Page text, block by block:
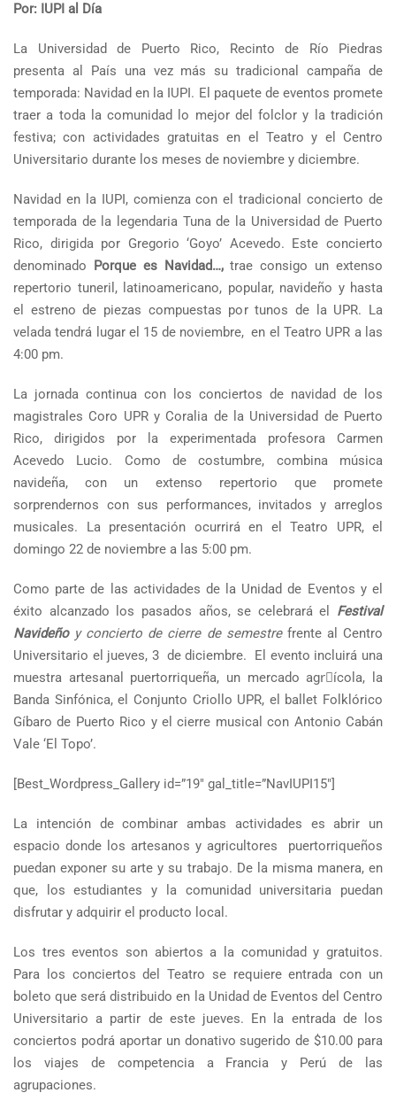
Por: IUPI al Día
La Universidad de Puerto Rico, Recinto de Río Piedras
presenta al País una vez más su tradicional campaña de
temporada: Navidad en la IUPI. El paquete de eventos promete
traer a toda la comunidad lo mejor del folclor y la tradición
festiva; con actividades gratuitas en el Teatro y el Centro
Universitario durante los meses de noviembre y diciembre.
Navidad en la IUPI, comienza con el tradicional concierto de
temporada de la legendaria Tuna de la Universidad de Puerto
Rico, dirigida por Gregorio ‘Goyo’ Acevedo. Este concierto
denominado Porque es Navidad…,trae consigo un extenso
repertorio tuneril, latinoamericano, popular, navideño y hasta
el estreno de piezas compuestas por tunos de la UPR. La
velada tendrá lugar el 15 de noviembre, en el Teatro UPR a las
4:00 pm.
La jornada continua con los conciertos de navidad de los
magistrales Coro UPR y Coralia de la Universidad de Puerto
Rico, dirigidos por la experimentada profesora Carmen
Acevedo Lucio. Como de costumbre, combina música
navideña, con un extenso repertorio que promete
sorprendernos con sus performances, invitados y arreglos
musicales. La presentación ocurrirá en el Teatro UPR, el
domingo 22 de noviembre a las 5:00 pm.
Como parte de las actividades de la Unidad de Eventos y el
éxito alcanzado los pasados años, se celebrará el Festival
Navideñoy concierto de cierre de semestrefrente al Centro
Universitario el jueves, 3 de diciembre. El evento incluirá una
muestra artesanal puertorriqueña, un mercado agrٕícola, la
Banda Sinfónica, el Conjunto Criollo UPR, el ballet Folklórico
Gíbaro de Puerto Rico y el cierre musical con Antonio Cabán
Vale ‘El Topo’.
[Best_Wordpress_Gallery id=”19″ gal_title=”NavIUPI15″]
La intención de combinar ambas actividades es abrir un
espacio donde los artesanos y agricultores puertorriqueños
puedan exponer su arte y su trabajo. De la misma manera, en
que, los estudiantes y la comunidad universitaria puedan
disfrutar y adquirir el producto local.
Los tres eventos son abiertos a la comunidad y gratuitos.
Para los conciertos del Teatro se requiere entrada con un
boleto que será distribuido en la Unidad de Eventos del Centro
Universitario a partir de este jueves. En la entrada de los
conciertos podrá aportar un donativo sugerido de $10.00 para
los viajes de competencia a Francia y Perú de las
agrupaciones.